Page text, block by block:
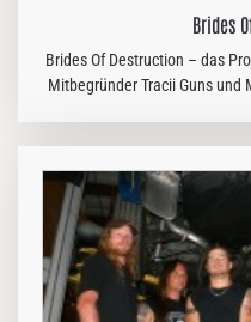
Brides
Brides Of Destruction – das
Mitbegründer Tracii Guns und